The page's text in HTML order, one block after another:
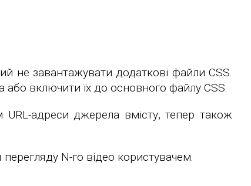
не завантажувати додаткові файли CSS.
або включити їх до основного файлу CSS.
адреси джерела вмісту, тепер також
N-го відео користувачем.